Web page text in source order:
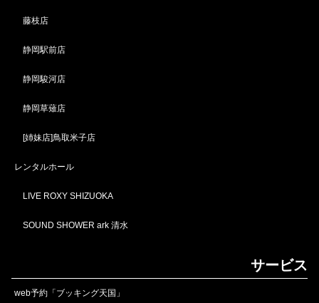
藤枝店
静岡駅前店
静岡駿河店
静岡草薙店
[姉妹店]鳥取米子店
レンタルホール
LIVE ROXY SHIZUOKA
SOUND SHOWER ark 清水
サービス
web予約「ブッキング天国」